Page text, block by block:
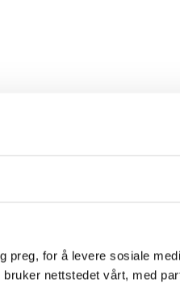
preg, for å levere sosiale
nettstedet vårt, med